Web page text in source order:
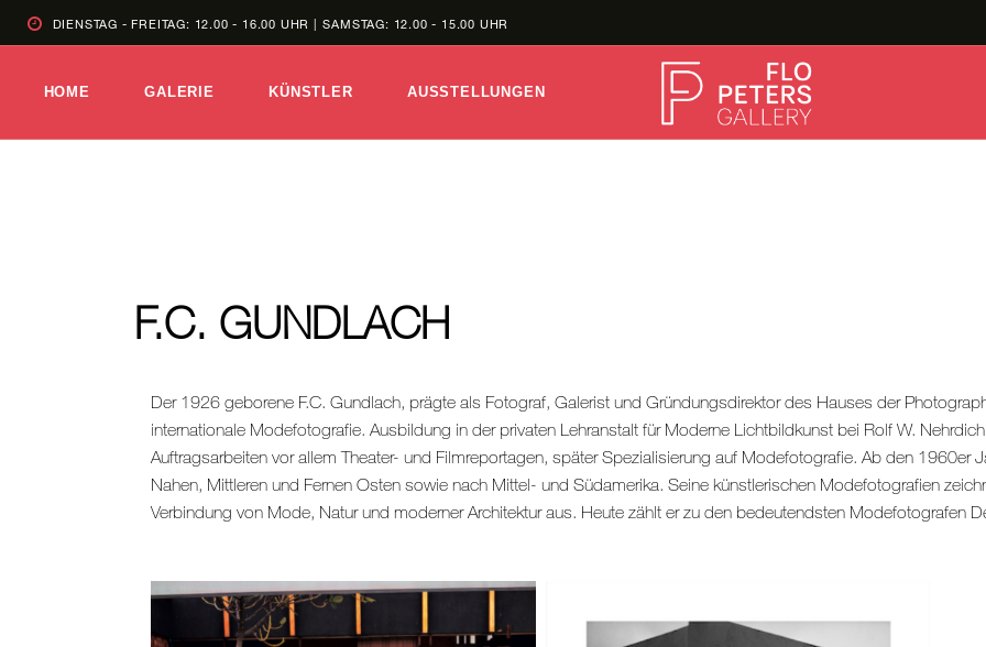
DIENSTAG - FREITAG: 12.00 - 16.00 UHR | SAMSTAG: 12.00 - 15.00 UHR
HOME GALERIE KÜNSTLER AUSSTELLUNGEN
HOME
GALERIE
KÜNSTLER
F.C. GUNDLACH
Der 1926 geborene F.C. Gundlach, prägte als Fotograf, Galerist und Gründungsdirektor des Hauses der
internationale Modefotografie. Ausbildung in der privaten Lehranstalt für Moderne Lichtbildkunst bei Rolf W.
Auftragsarbeiten vor allem Theater- und Filmreportagen, später Spezialisierung auf Modefotografie. Ab den 1960er
Nahen, Mittleren und Fernen Osten sowie nach Mittel- und Südamerika. Seine künstlerischen Modefotografien
Verbindung von Mode, Natur und moderner Architektur aus. Heute zählt er zu den bedeutendsten Modefotografen